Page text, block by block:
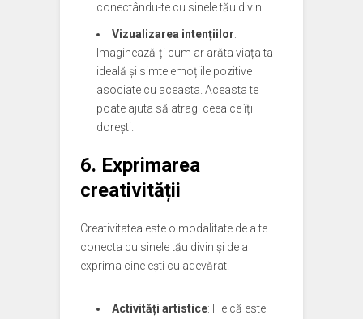
conectându-te cu sinele tău divin.
Vizualizarea intențiilor:
Imaginează-ți cum ar arăta viața ta
ideală și simte emoțiile pozitive
asociate cu aceasta. Aceasta te
poate ajuta să atragi ceea ce îți
dorești.
6. Exprimarea
creativității
Creativitatea este o modalitate de a te
conecta cu sinele tău divin și de a
exprima cine ești cu adevărat.
Activități artistice: Fie că este